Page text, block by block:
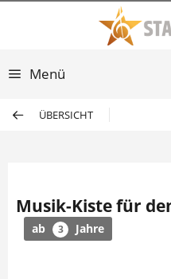
Menü
ÜBERSICHT
Musik-Kiste für
ab 3 Jahre